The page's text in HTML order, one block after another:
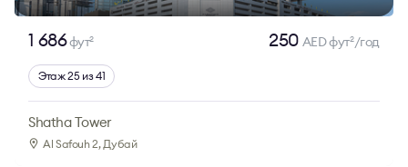
1 686фут2 250 AED фут2/год
Этаж 25 из 41
Shatha Tower
Al Safouh 2, Дубай